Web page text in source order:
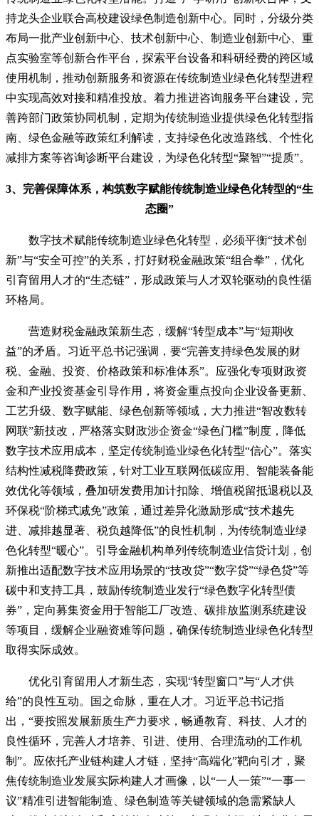
持龙头企业联合高校建设绿色制造创新中心。同时，分级分类
布局一批产业创新中心、技术创新中心、制造业创新中心、重
点实验室等创新合作平台，探索平台设备和科研经费的跨区域
使用机制，推动创新服务和资源在传统制造业绿色化转型进程
中实现高效对接和精准投放。着力推进咨询服务平台建设，完
善跨部门政策协同机制，定期为传统制造业提供绿色化转型指
南、绿色金融等政策红利解读，支持绿色化改造路线、个性化
减排方案等咨询诊断平台建设，为绿色化转型“聚智”“提质”。
3、完善保障体系，构筑数字赋能传统制造业绿色化转型的“生
态圈”
数字技术赋能传统制造业绿色化转型，必须平衡“技术创
新”与“安全可控”的关系，打好财税金融政策“组合拳”，优化
引育留用人才的“生态链”，形成政策与人才双轮驱动的良性循
环格局。
营造财税金融政策新生态，缓解“转型成本”与“短期收
益”的矛盾。习近平总书记强调，要“完善支持绿色发展的财
税、金融、投资、价格政策和标准体系”。应强化专项财政资
金和产业投资基金引导作用，将资金重点投向企业设备更新、
工艺升级、数字赋能、绿色创新等领域，大力推进“智改数转
网联”新技改，严格落实财政涉企资金“绿色门槛”制度，降低
数字技术应用成本，坚定传统制造业绿色化转型“信心”。落实
结构性减税降费政策，针对工业互联网低碳应用、智能装备能
效优化等领域，叠加研发费用加计扣除、增值税留抵退税以及
环保税“阶梯式减免”政策，通过差异化激励形成“技术越先
进、减排越显著、税负越降低”的良性机制，为传统制造业绿
色化转型“暖心”。引导金融机构单列传统制造业信贷计划，创
新推出适配数字技术应用场景的“技改贷”“数字贷”“绿色贷”等
碳中和支持工具，鼓励传统制造业发行“绿色数字化转型债
券”，定向募集资金用于智能工厂改造、碳排放监测系统建设
等项目，缓解企业融资难等问题，确保传统制造业绿色化转型
取得实际成效。
优化引育留用人才新生态，实现“转型窗口”与“人才供
给”的良性互动。国之命脉，重在人才。习近平总书记指
出，“要按照发展新质生产力要求，畅通教育、科技、人才的
良性循环，完善人才培养、引进、使用、合理流动的工作机
制”。应依托产业链构建人才链，坚持“高端化”靶向引才，聚
焦传统制造业发展实际构建人才画像，以“一人一策”“一事一
议”精准引进智能制造、绿色制造等关键领域的急需紧缺人